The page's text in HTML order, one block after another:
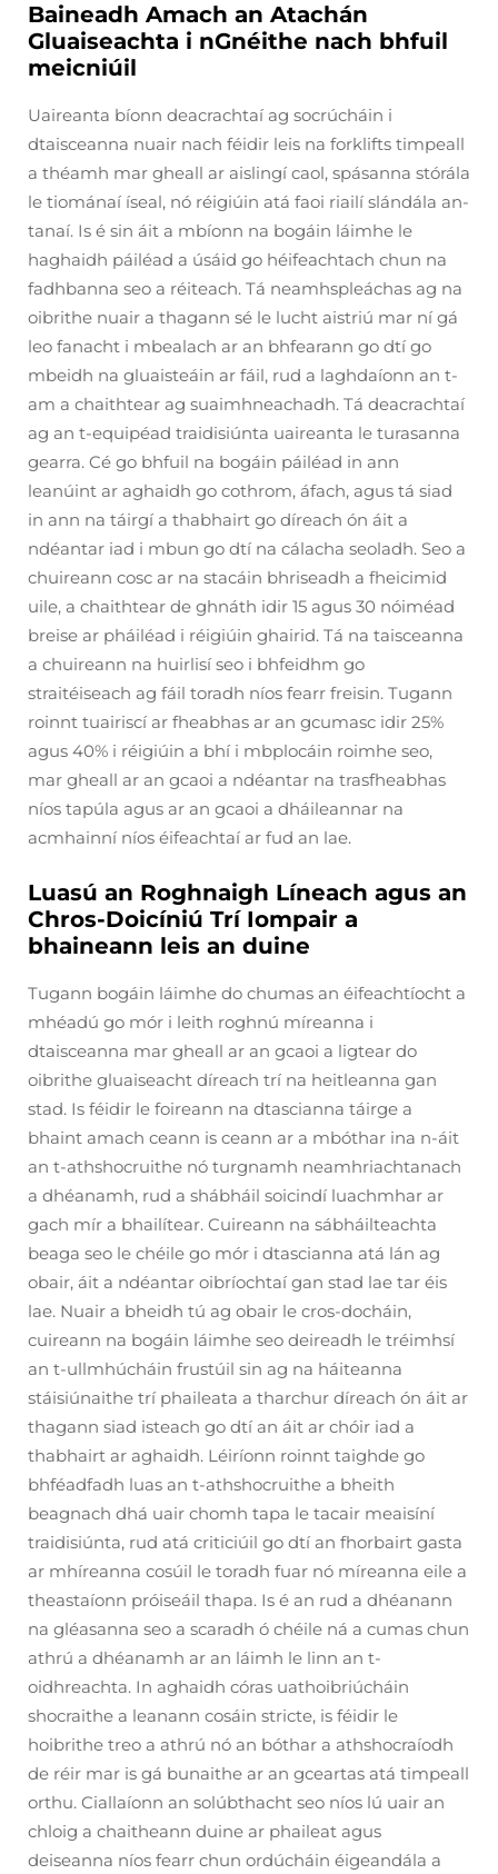
Baineadh Amach an Atachán
Gluaiseachta i nGnéithe nach bhfuil
meicniúil
Uaireanta bíonn deacrachtaí ag socrúcháin i
dtaisceanna nuair nach féidir leis na forklifts timpeall
a théamh mar gheall ar aislingí caol, spásanna stórála
le tiománaí íseal, nó réigiúin atá faoi riailí slándála an-
tanaí. Is é sin áit a mbíonn na bogáin láimhe le
haghaidh páiléad a úsáid go héifeachtach chun na
fadhbanna seo a réiteach. Tá neamhspleáchas ag na
oibrithe nuair a thagann sé le lucht aistriú mar ní gá
leo fanacht i mbealach ar an bhfearann go dtí go
mbeidh na gluaisteáin ar fáil, rud a laghdaíonn an t-
am a chaithtear ag suaimhneachadh. Tá deacrachtaí
ag an t-equipéad traidisiúnta uaireanta le turasanna
gearra. Cé go bhfuil na bogáin páiléad in ann
leanúint ar aghaidh go cothrom, áfach, agus tá siad
in ann na táirgí a thabhairt go díreach ón áit a
ndéantar iad i mbun go dtí na cálacha seoladh. Seo a
chuireann cosc ar na stacáin bhriseadh a fheicimid
uile, a chaithtear de ghnáth idir 15 agus 30 nóiméad
breise ar pháiléad i réigiúin ghairid. Tá na taisceanna
a chuireann na huirlisí seo i bhfeidhm go
straitéiseach ag fáil toradh níos fearr freisin. Tugann
roinnt tuairiscí ar fheabhas ar an gcumasc idir 25%
agus 40% i réigiúin a bhí i mbplocáin roimhe seo,
mar gheall ar an gcaoi a ndéantar na trasfheabhas
níos tapúla agus ar an gcaoi a dháileannar na
acmhainní níos éifeachtaí ar fud an lae.
Luasú an Roghnaigh Líneach agus an
Chros-Doicíniú Trí Iompair a
bhaineann leis an duine
Tugann bogáin láimhe do chumas an éifeachtíocht a
mhéadú go mór i leith roghnú míreanna i
dtaisceanna mar gheall ar an gcaoi a ligtear do
oibrithe gluaiseacht díreach trí na heitleanna gan
stad. Is féidir le foireann na dtascianna táirge a
bhaint amach ceann is ceann ar a mbóthar ina n-áit
an t-athshocruithe nó turgnamh neamhriachtanach
a dhéanamh, rud a shábháil soicindí luachmhar ar
gach mír a bhailítear. Cuireann na sábháilteachta
beaga seo le chéile go mór i dtascianna atá lán ag
obair, áit a ndéantar oibríochtaí gan stad lae tar éis
lae. Nuair a bheidh tú ag obair le cros-docháin,
cuireann na bogáin láimhe seo deireadh le tréimhsí
an t-ullmhúcháin frustúil sin ag na háiteanna
stáisiúnaithe trí phaileata a tharchur díreach ón áit ar
thagann siad isteach go dtí an áit ar chóir iad a
thabhairt ar aghaidh. Léiríonn roinnt taighde go
bhféadfadh luas an t-athshocruithe a bheith
beagnach dhá uair chomh tapa le tacair meaisíní
traidisiúnta, rud atá criticiúil go dtí an fhorbairt gasta
ar mhíreanna cosúil le toradh fuar nó míreanna eile a
theastaíonn próiseáil thapa. Is é an rud a dhéanann
na gléasanna seo a scaradh ó chéile ná a cumas chun
athrú a dhéanamh ar an láimh le linn an t-
oidhreachta. In aghaidh córas uathoibriúcháin
shocraithe a leanann cosáin stricte, is féidir le
hoibrithe treo a athrú nó an bóthar a athshocraíodh
de réir mar is gá bunaithe ar an gceartas atá timpeall
orthu. Ciallaíonn an solúbthacht seo níos lú uair an
chloig a chaitheann duine ar phaileat agus
deiseanna níos fearr chun ordúcháin éigeandála a